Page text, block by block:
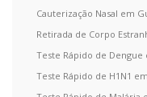
Cauterização Nasal em
Retirada de Corpo
Teste Rápido de
Teste Rápido de H1N1